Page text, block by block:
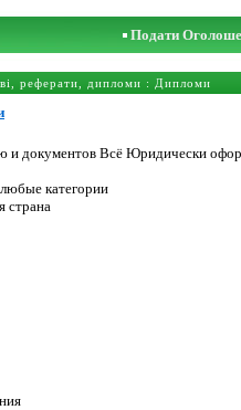
Подати
реферати, дипломи : Дипломи
и документов Всё Юридически
категории
страна